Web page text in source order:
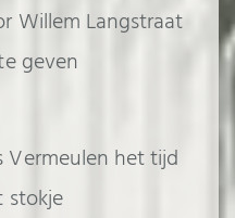
Willem Langstraat
geven
Vermeulen het tijd
stokje